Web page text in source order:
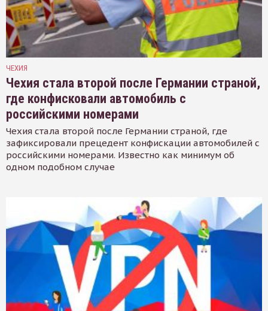
ЧЕХИЯ
Чехия стала второй после Германии страной,
где конфисковали автомобиль с
российскими номерами
Чехия стала второй после Германии страной, где
зафиксировали прецедент конфискации автомобилей с
российскими номерами. Известно как минимум об
одном подобном случае